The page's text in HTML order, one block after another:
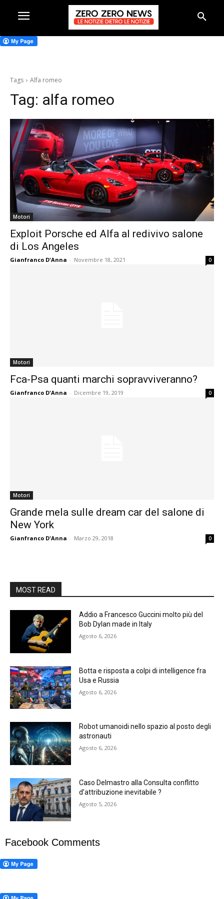
Tags Alfa romeo
Tag: alfa romeo
Motori
Exploit Porsche ed Alfa al redivivo salone
di Los Angeles
Gianfranco D'Anna - Novembre 18, 2021 0
Motori
Fca-Psa quanti marchi sopravviveranno?
Gianfranco D'Anna - Dicembre 19, 2019 0
Motori
Grande mela sulle dream car del salone di
New York
Gianfranco D'Anna - Marzo 29, 2018 0
MOST READ
Addio a Francesco Guccini molto più del
Bob Dylan made in Italy
Agosto 6, 2026
Botta e risposta a colpi di intelligence fra
Usa e Russia
Agosto 6, 2026
Robot umanoidi nello spazio al posto degli
astronauti
Agosto 6, 2026
Caso Delmastro alla Consulta conflitto
d’attribuzione inevitabile ?
Agosto 5, 2026
Facebook Comments